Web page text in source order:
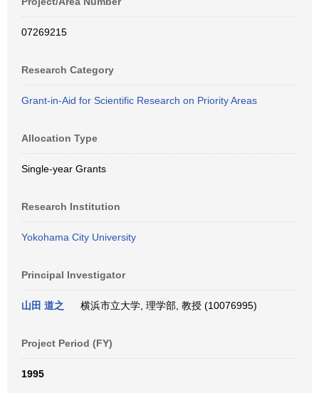
07269215
Research Category
Grant-in-Aid for Scientific Research on Priority Areas
Allocation Type
Single-year Grants
Research Institution
Yokohama City University
Principal Investigator
山田 道之 横浜市立大学, 理学部, 教授 (10076995)
Project Period (FY)
1995